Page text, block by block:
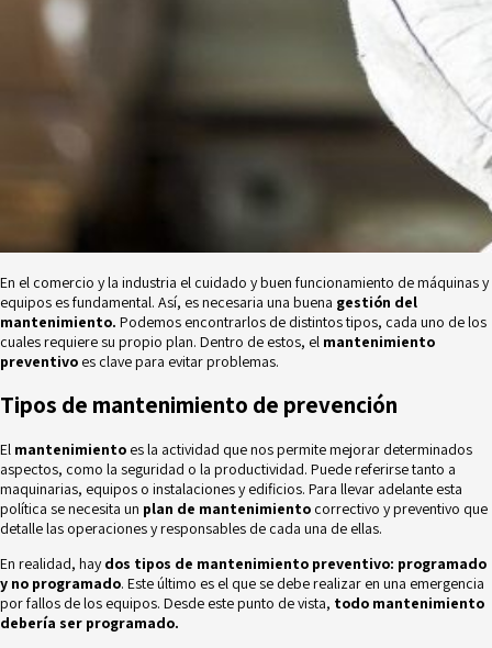
En el comercio y la industria el cuidado y buen funcionamiento de máquinas y
equipos es fundamental. Así, es necesaria una buena gestión del
mantenimiento. Podemos encontrarlos de distintos tipos, cada uno de los
cuales requiere su propio plan. Dentro de estos, el mantenimiento
preventivo es clave para evitar problemas.
Tipos de mantenimiento de prevención
El mantenimiento es la actividad que nos permite mejorar determinados
aspectos, como la seguridad o la productividad. Puede referirse tanto a
maquinarias, equipos o instalaciones y edificios. Para llevar adelante esta
política se necesita un plan de mantenimiento correctivo y preventivo que
detalle las operaciones y responsables de cada una de ellas.
En realidad, haydos tipos de mantenimiento preventivo: programado
y no programado. Este último es el que se debe realizar en una emergencia
por fallos de los equipos. Desde este punto de vista, todo mantenimiento
debería ser programado.